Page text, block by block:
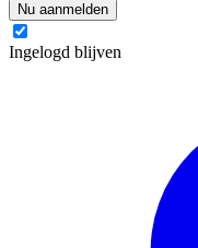
Nu aanmelden
Ingelogd blijven